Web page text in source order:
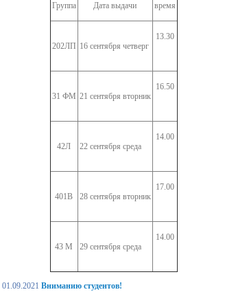
Группа Дата выдачи время
202ЛП 16 сентября четверг
13.30
31 ФМ 21 сентября вторник
16.50
42Л 22 сентября среда
14.00
401В 28 сентября вторник
17.00
43 М 29 сентября среда
14.00
01.09.2021 Вниманию студентов!